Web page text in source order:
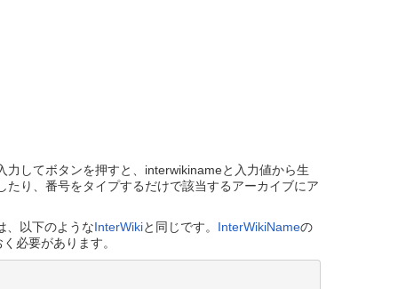
してボタンを押すと、interwikinameと入力値から生
り、番号をタイプするだけで該当するアーカイブにア
、以下のようなInterWikiと同じです。 InterWikiNameの
必要があります。